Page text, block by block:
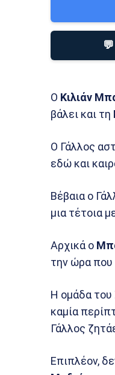
💬
Ο Κιλιάν
βάλει και τη
Ο Γάλλος
εδώ και
Βέβαια ο
μια τέτοια
Αρχικά ο
την ώρα που
Η ομάδα του
καμία
Γάλλος
Επιπλέον,